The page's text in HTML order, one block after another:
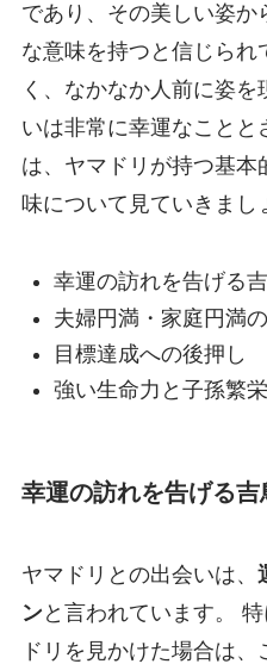
であり、その美しい姿
な意味を持つと信じられ
く、なかなか人前に姿
いは非常に幸運なことと
は、ヤマドリが持つ基
味について見ていきまし
幸運の訪れを告げる
夫婦円満・家庭円満
目標達成への後押し
強い生命力と子孫繁栄
幸運の訪れを告げる吉
ヤマドリとの出会いは、
ンと言われています。
ドリを見かけた場合は